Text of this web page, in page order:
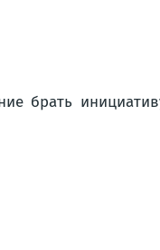
брать